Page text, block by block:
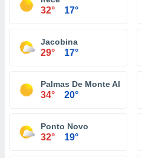
32° 17°
Jacobina
29° 17°
Palmas De Monte Alto
34° 20°
Ponto Novo
32° 19°